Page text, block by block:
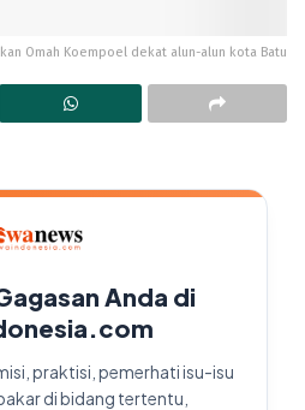
Omah Koempoel dekat alun-alun kota Batu
Anda di
praktisi, pemerhati isu-isu
di bidang tertentu,